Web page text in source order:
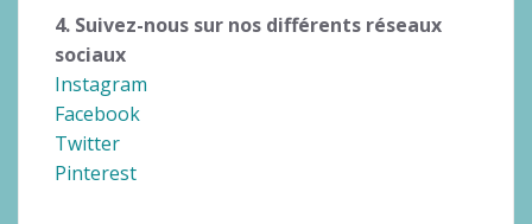
4. Suivez-nous sur nos différents réseaux
sociaux
Instagram
Facebook
Twitter
Pinterest